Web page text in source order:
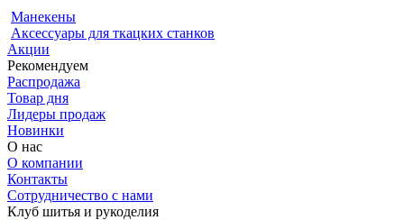
Манекены
Аксессуары для ткацких станков
Акции
Рекомендуем
Распродажа
Товар дня
Лидеры продаж
Новинки
О нас
О компании
Контакты
Сотрудничество с нами
Клуб шитья и рукоделия